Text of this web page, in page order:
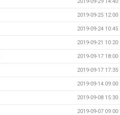
2019-09-25 12:00
2019-09-24 10:45
2019-09-21 10:20
2019-09-17 18:00
2019-09-17 17:35
2019-09-14 09:00
2019-09-08 15:30
2019-09-07 09:00